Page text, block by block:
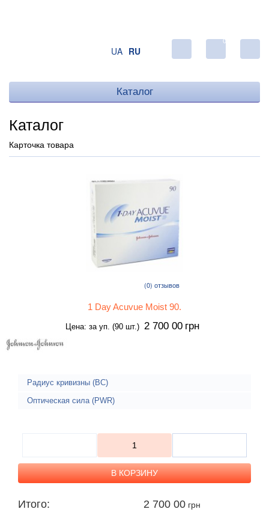
UA RU
0
Каталог
Каталог
Карточка товара
(0) отзывов
1 Day Acuvue Moist 90.
Цена: за уп. (90 шт.) 2 700 00 грн
Радиус кривизны (BC)
Оптическая сила (PWR)
Итого: 2 700 00грн